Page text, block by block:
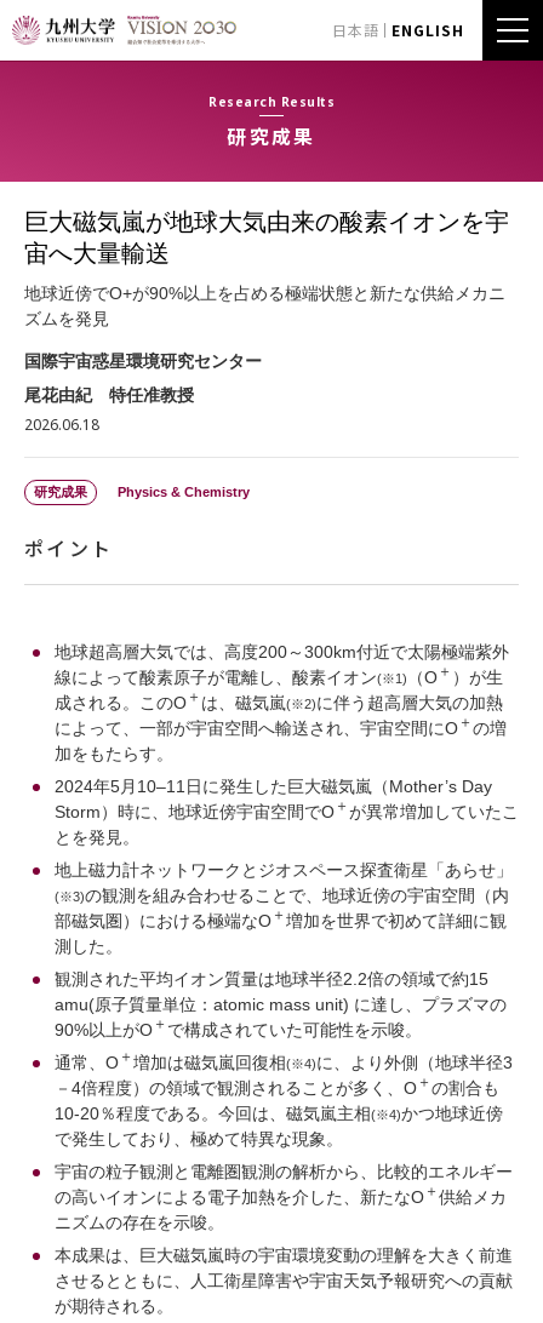
日本語 ENGLISH
Research Results
研究成果
巨大磁気嵐が地球大気由来の酸素イオンを宇
宙へ大量輸送
地球近傍でO+が90%以上を占める極端状態と新たな供給メカニ
ズムを発見
国際宇宙惑星環境研究センター
尾花由紀 特任准教授
2026.06.18
研究成果 Physics & Chemistry
ポイント
地球超高層大気では、高度200～300km付近で太陽極端紫外
線によって酸素原子が電離し、酸素イオン(※1) （O ＋ ）が生
成される。このO ＋ は、磁気嵐(※2)に伴う超高層大気の加熱
によって、一部が宇宙空間へ輸送され、宇宙空間にO ＋ の増
加をもたらす。
2024年5月10–11日に発生した巨大磁気嵐（Mother’s Day
Storm）時に、地球近傍宇宙空間でO ＋ が異常増加していたこ
とを発見。
地上磁力計ネットワークとジオスペース探査衛星「あらせ」
(※3)の観測を組み合わせることで、地球近傍の宇宙空間（内
部磁気圏）における極端なO ＋ 増加を世界で初めて詳細に観
測した。
観測された平均イオン質量は地球半径2.2倍の領域で約15
amu(原子質量単位：atomic mass unit) に達し、プラズマの
90%以上がO ＋ で構成されていた可能性を示唆。
通常、O ＋ 増加は磁気嵐回復相(※4)に、より外側（地球半径3
－4倍程度）の領域で観測されることが多く、O ＋ の割合も
10-20％程度である。今回は、磁気嵐主相(※4)かつ地球近傍
で発生しており、極めて特異な現象。
宇宙の粒子観測と電離圏観測の解析から、比較的エネルギー
の高いイオンによる電子加熱を介した、新たなO ＋ 供給メカ
ニズムの存在を示唆。
本成果は、巨大磁気嵐時の宇宙環境変動の理解を大きく前進
させるとともに、人工衛星障害や宇宙天気予報研究への貢献
が期待される。